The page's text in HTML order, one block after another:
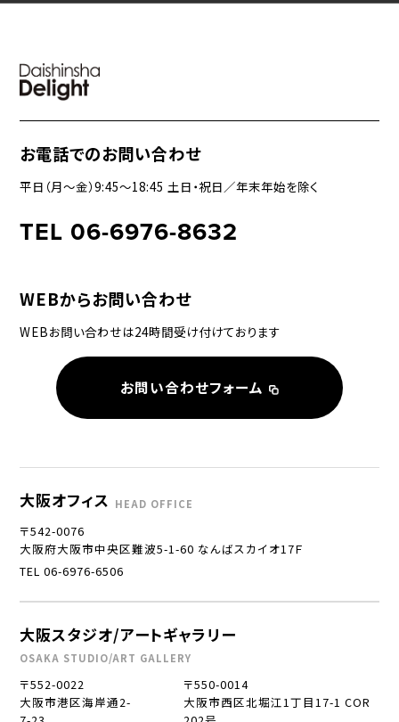
お電話でのお問い合わせ
平日（月〜金）9:45〜18:45 土日・祝日／年末年始を除く
TEL 06-6976-8632
WEBからお問い合わせ
WEBお問い合わせは24時間受け付けております
お問い合わせフォーム
大阪オフィス HEAD OFFICE
〒542-0076
大阪府大阪市中央区難波5-1-60 なんばスカイオ17Ｆ
TEL 06-6976-6506
大阪スタジオ/アートギャラリー
OSAKA STUDIO/ART GALLERY
〒552-0022
大阪市港区海岸通2-
〒550-0014
大阪市西区北堀江1丁目17-1 COR